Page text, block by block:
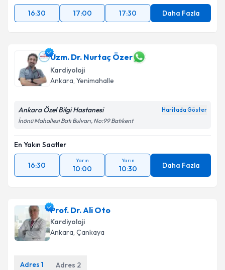
16:30
17:00 17:30 Daha Fazla
Uzm. Dr. Nurtaç Özer
Kardiyoloji
Ankara, Yenimahalle
Ankara Özel Bilgi Hastanesi Haritada Göster
İnönü Mahallesi Batı Bulvarı, No:99 Batıkent
En Yakın Saatler
16:30
Yarın
10:00
Yarın
10:30 Daha Fazla
Prof. Dr. Ali Oto
Kardiyoloji
Ankara, Çankaya
Adres 1 Adres 2